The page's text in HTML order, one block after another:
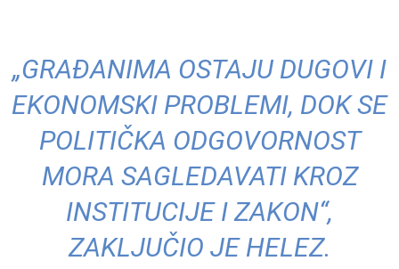
„GRAĐANIMA OSTAJU DUGOVI I
EKONOMSKI PROBLEMI, DOK SE
POLITIČKA ODGOVORNOST
MORA SAGLEDAVATI KROZ
INSTITUCIJE I ZAKON“,
ZAKLJUČIO JE HELEZ.